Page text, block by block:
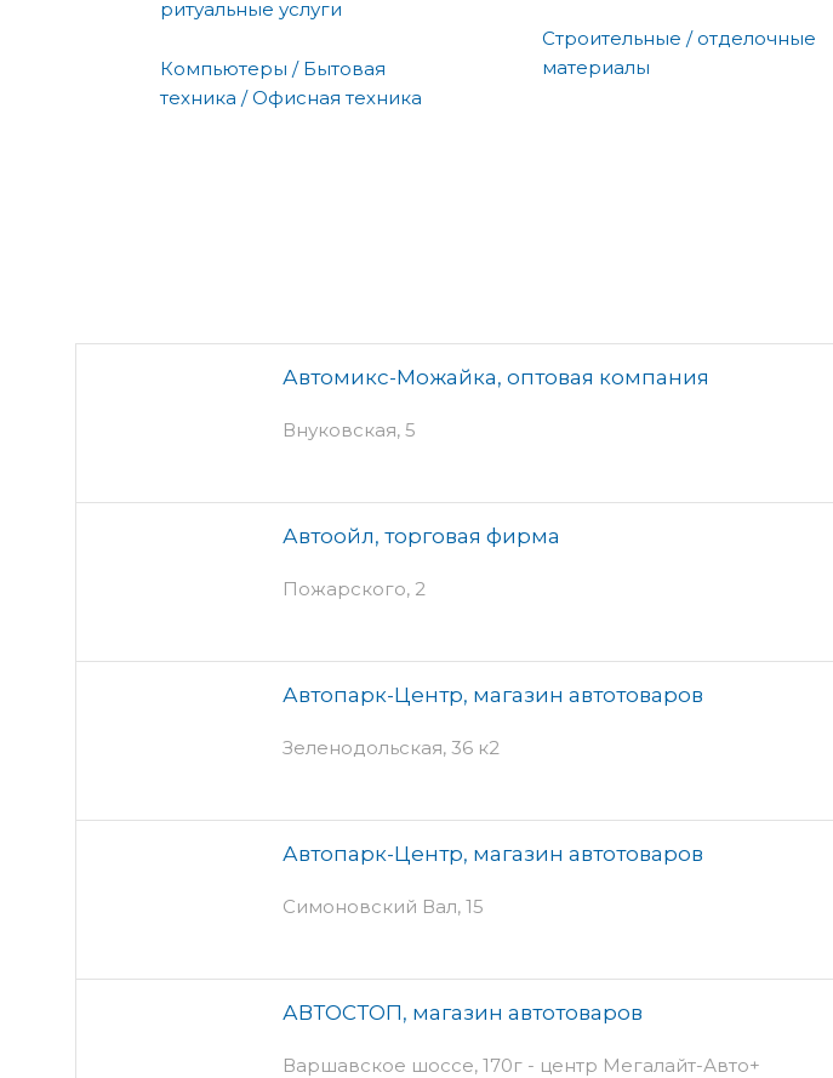
ритуальные услуги
Компьютеры / Бытовая
техника / Офисная техника
Строительные / отделочные
материалы
Автомикс-Можайка, оптовая компания
Внуковская, 5
Автоойл, торговая фирма
Пожарского, 2
Автопарк-Центр, магазин автотоваров
Зеленодольская, 36 к2
Автопарк-Центр, магазин автотоваров
Симоновский Вал, 15
АВТОСТОП, магазин автотоваров
Варшавское шоссе, 170г - центр Мегалайт-Авто+